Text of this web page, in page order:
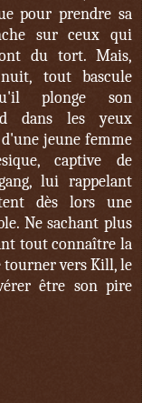
pour prendre sa
sur ceux qui
du tort. Mais,
tout bascule
plonge son
dans les yeux
jeune femme
captive de
lui rappelant
dès lors une
Ne sachant plus
tout connaître la
tourner vers Kill, le
être son pire